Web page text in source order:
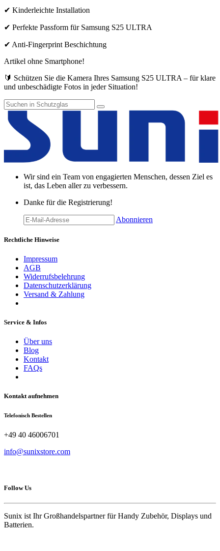
✔ Kinderleichte Installation
✔ Perfekte Passform für Samsung S25 ULTRA
✔ Anti-Fingerprint Beschichtung
Artikel ohne Smartphone!
🔰 Schützen Sie die Kamera Ihres Samsung S25 ULTRA – für klare
und unbeschädigte Fotos in jeder Situation!
Wir sind ein Team von engagierten Menschen, dessen Ziel es
ist, das Leben aller zu verbessern.
Danke für die Registrierung!
Abonnieren
Rechtliche Hinweise
Impressum
AGB
Widerrufsbelehrung
Datenschutzerklärung
Versand & Zahlung
Service & Infos
Über uns
Blog
Kontakt
FAQs
Kontakt aufnehmen
Telefonisch Bestellen
+49 40 46006701
info@sunixstore.com
Follow Us
Sunix ist Ihr Großhandelspartner für Handy Zubehör, Displays und
Batterien.